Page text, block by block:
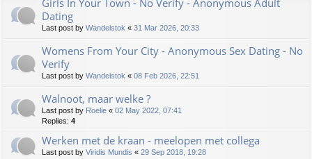
Girls In Your Town - No Verify - Anonymous Adult
Dating
Last post by Wandelstok « 31 Mar 2026, 20:33
Womens From Your City - Anonymous Sex Dating - No
Verify
Last post by Wandelstok « 08 Feb 2026, 22:51
Walnoot, maar welke ?
Last post by Roelie « 02 May 2022, 07:41
Replies: 4
Werken met de kraan - meelopen met collega
Last post by Viridis Mundis « 29 Sep 2018, 19:28